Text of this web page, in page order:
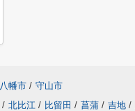
幡市 / 守山市
/ 北比江 / 比留田 / 菖蒲 / 吉地 /